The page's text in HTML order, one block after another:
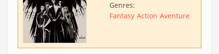
Genres:
Fantasy Action Aventure